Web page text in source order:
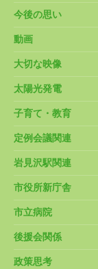
今後の思い
動画
大切な映像
太陽光発電
子育て・教育
定例会議関連
岩見沢駅関連
市役所新庁舎
市立病院
後援会関係
政策思考